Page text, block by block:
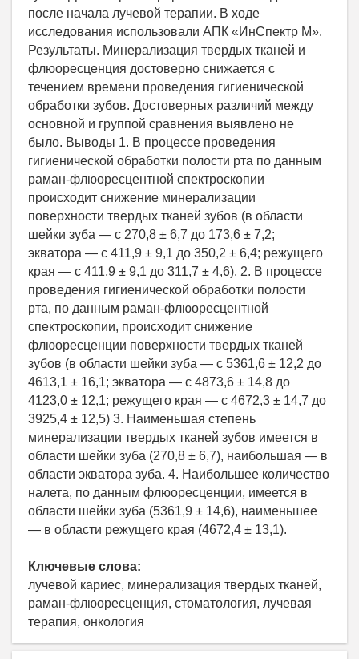
после начала лучевой терапии. В ходе
исследования использовали АПК «ИнСпектр М».
Результаты. Минерализация твердых тканей и
флюоресценция достоверно снижается с
течением времени проведения гигиенической
обработки зубов. Достоверных различий между
основной и группой сравнения выявлено не
было. Выводы 1. В процессе проведения
гигиенической обработки полости рта по данным
раман-флюоресцентной спектроскопии
происходит снижение минерализации
поверхности твердых тканей зубов (в области
шейки зуба — с 270,8 ± 6,7 до 173,6 ± 7,2;
экватора — с 411,9 ± 9,1 до 350,2 ± 6,4; режущего
края — с 411,9 ± 9,1 до 311,7 ± 4,6). 2. В процессе
проведения гигиенической обработки полости
рта, по данным раман-флюоресцентной
спектроскопии, происходит снижение
флюоресценции поверхности твердых тканей
зубов (в области шейки зуба — с 5361,6 ± 12,2 до
4613,1 ± 16,1; экватора — с 4873,6 ± 14,8 до
4123,0 ± 12,1; режущего края — с 4672,3 ± 14,7 до
3925,4 ± 12,5) 3. Наименьшая степень
минерализации твердых тканей зубов имеется в
области шейки зуба (270,8 ± 6,7), наибольшая — в
области экватора зуба. 4. Наибольшее количество
налета, по данным флюоресценции, имеется в
области шейки зуба (5361,9 ± 14,6), наименьшее
— в области режущего края (4672,4 ± 13,1).
Ключевые слова:
лучевой кариес, минерализация твердых тканей,
раман-флюоресценция, стоматология, лучевая
терапия, онкология